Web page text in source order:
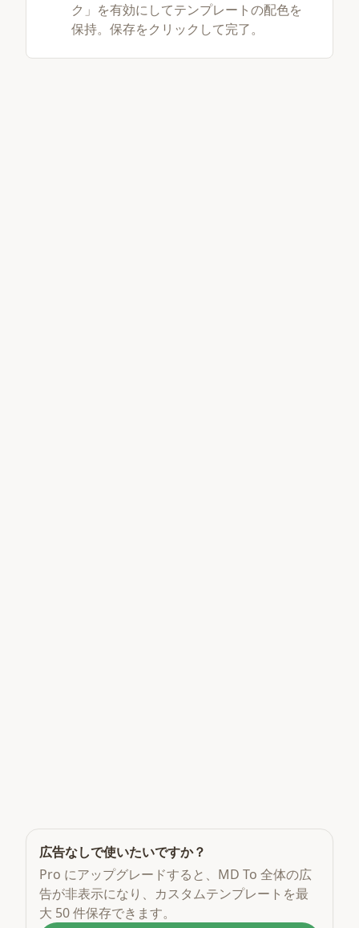
ク」を有効にしてテンプレートの配色を
保持。保存をクリックして完了。
広告なしで使いたいですか？
Pro にアップグレードすると、MD To 全体の広
告が非表示になり、カスタムテンプレートを最
大 50 件保存できます。